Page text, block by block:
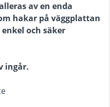
av en enda
hakar på väggplattan
och säker
ingår.